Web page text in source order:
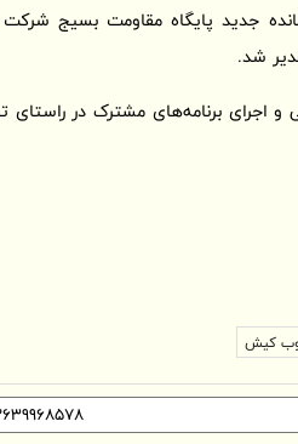
جدید پایگاه مقاومت بسیج
شد.
و اجرای برنامه‌های مشترک در
کیش